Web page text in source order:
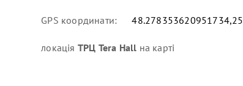
GPS координати:
локація ТРЦ Tera Hall на карті